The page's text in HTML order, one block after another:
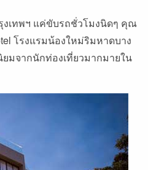
งเทพฯ แค่ขับรถชั่วโมงนิดๆ คุณ
โรงแรมน้องใหม่ริมหาดบาง
มจากนักท่องเที่ยวมากมายใน